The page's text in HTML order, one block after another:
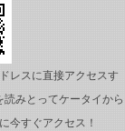
レスに直接アクセスす
読みとってケータイから
今すぐアクセス！